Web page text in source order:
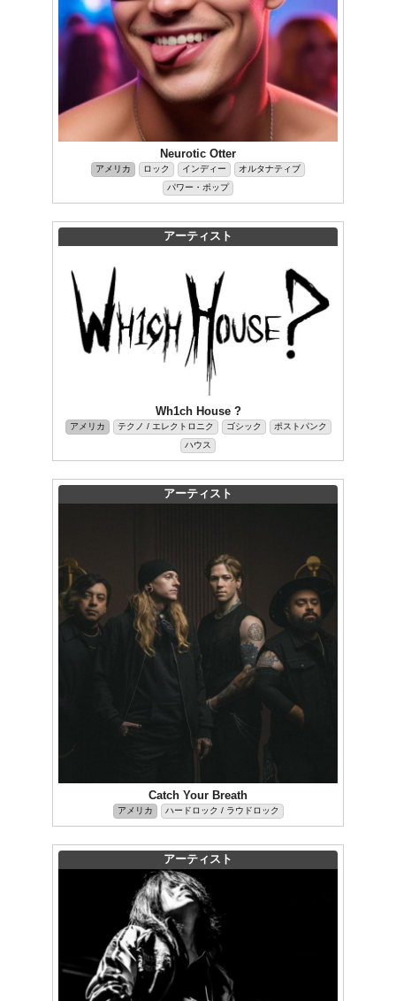
Neurotic Otter
アメリカ ロック インディー
オルタナティブ
パワー・ポップ
アーティスト
Wh1ch House ?
アメリカ テクノ / エレクトロニク ゴシック
ポストパンク
ハウス
アーティスト
Catch Your Breath
アメリカ ハードロック / ラウドロック
アーティスト